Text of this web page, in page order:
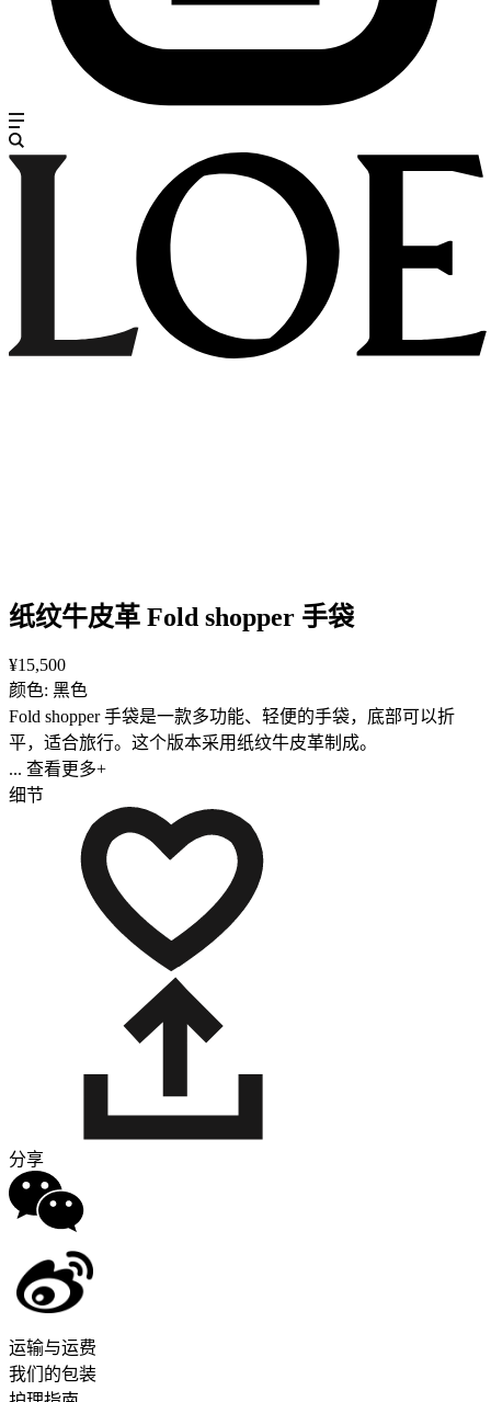
纸纹牛皮革 Fold shopper 手袋
¥15,500
颜色: 黑色
Fold shopper 手袋是一款多功能、轻便的手袋，底部可以折
平，适合旅行。这个版本采用纸纹牛皮革制成。
... 查看更多+
细节
分享
运输与运费
我们的包装